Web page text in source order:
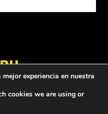
experiencia en nuestra
cookies we are using or